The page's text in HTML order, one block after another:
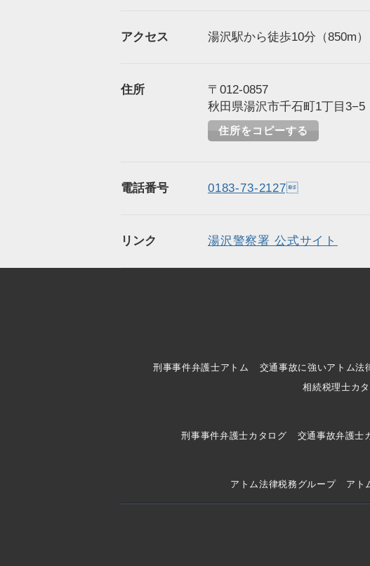
アクセス 湯沢駅から徒歩10分（850m）
住所
〒012-0857
秋田県湯沢市千石町1丁目3−5
住所をコピーする
電話番号 0183-73-2127
リンク 湯沢警察署 公式サイト
刑事事件弁護士アトム 交通事故に強いアトム法
相続税理士カ
刑事事件弁護士カタログ 交通事故弁護士
アトム法律税務グループ アト